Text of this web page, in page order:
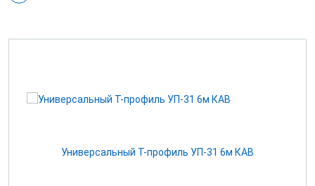
Универсальный Т-профиль УП-31 6м КАВ